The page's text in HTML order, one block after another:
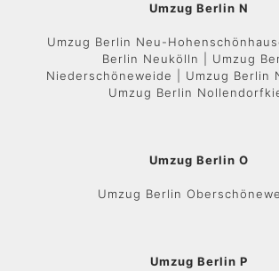
Umzug Berlin N
Umzug Berlin Neu-
Berlin Neukölln | Umzug
Niederschöneweide | Umzug Berlin
Umzug Berlin
Umzug Berlin O
Umzug Berlin
Umzug Berlin P